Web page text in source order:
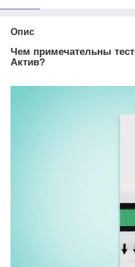
Опис
Чем примечательны
Актив?